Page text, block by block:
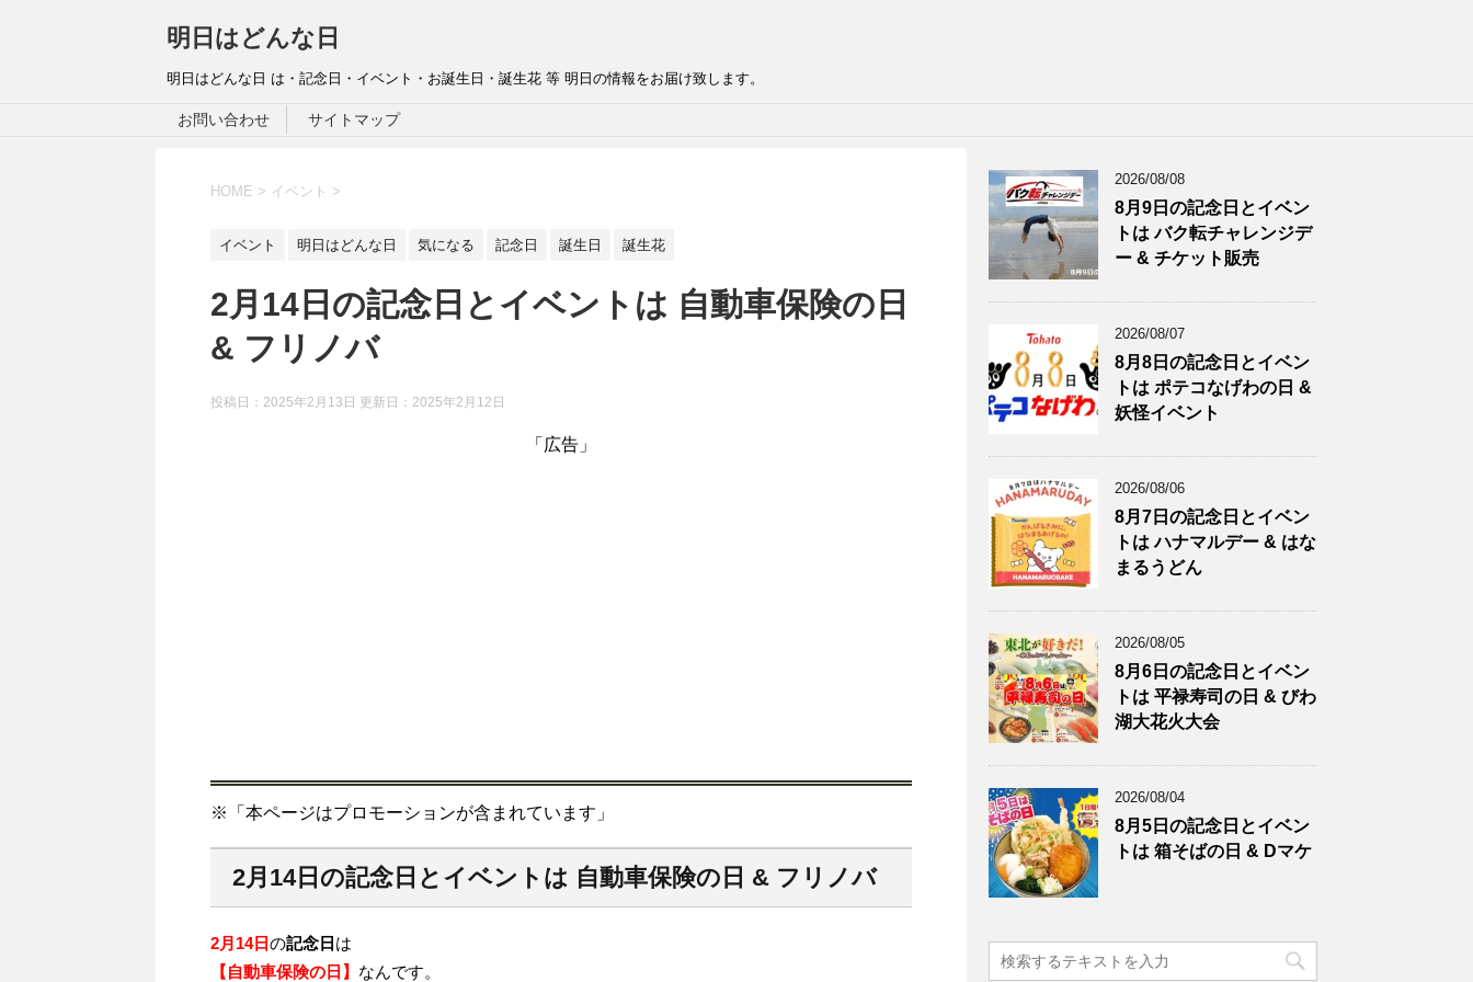
明日はどんな日
明日はどんな日 は・記念日・イベント・お誕生日・誕生花 等 明日の情報をお届け致します。
お問い合わせ サイトマップ
HOME > イベント >
イベント 明日はどんな日 気になる 記念日 誕生日 誕生花
2月14日の記念日とイベントは 自動車保険の日
& フリノバ
投稿日：2025年2月13日 更新日： 2025年2月12日
「広告」
※「本ページはプロモーションが含まれています」
2月14日の記念日とイベントは 自動車保険の日 & フリノバ
2月14日の記念日 は
【自動車保険の日】 なんです。
2026/08/08
8月9日の記念日とイベン
トは バク転チャレンジデ
ー & チケット販売
2026/08/07
8月8日の記念日とイベン
トは ポテコなげわの日 &
妖怪イベント
2026/08/06
8月7日の記念日とイベン
トは ハナマルデー & はな
まるうどん
2026/08/05
8月6日の記念日とイベン
トは 平禄寿司の日 & びわ
湖大花火大会
2026/08/04
8月5日の記念日とイベン
トは 箱そばの日 & Dマケ